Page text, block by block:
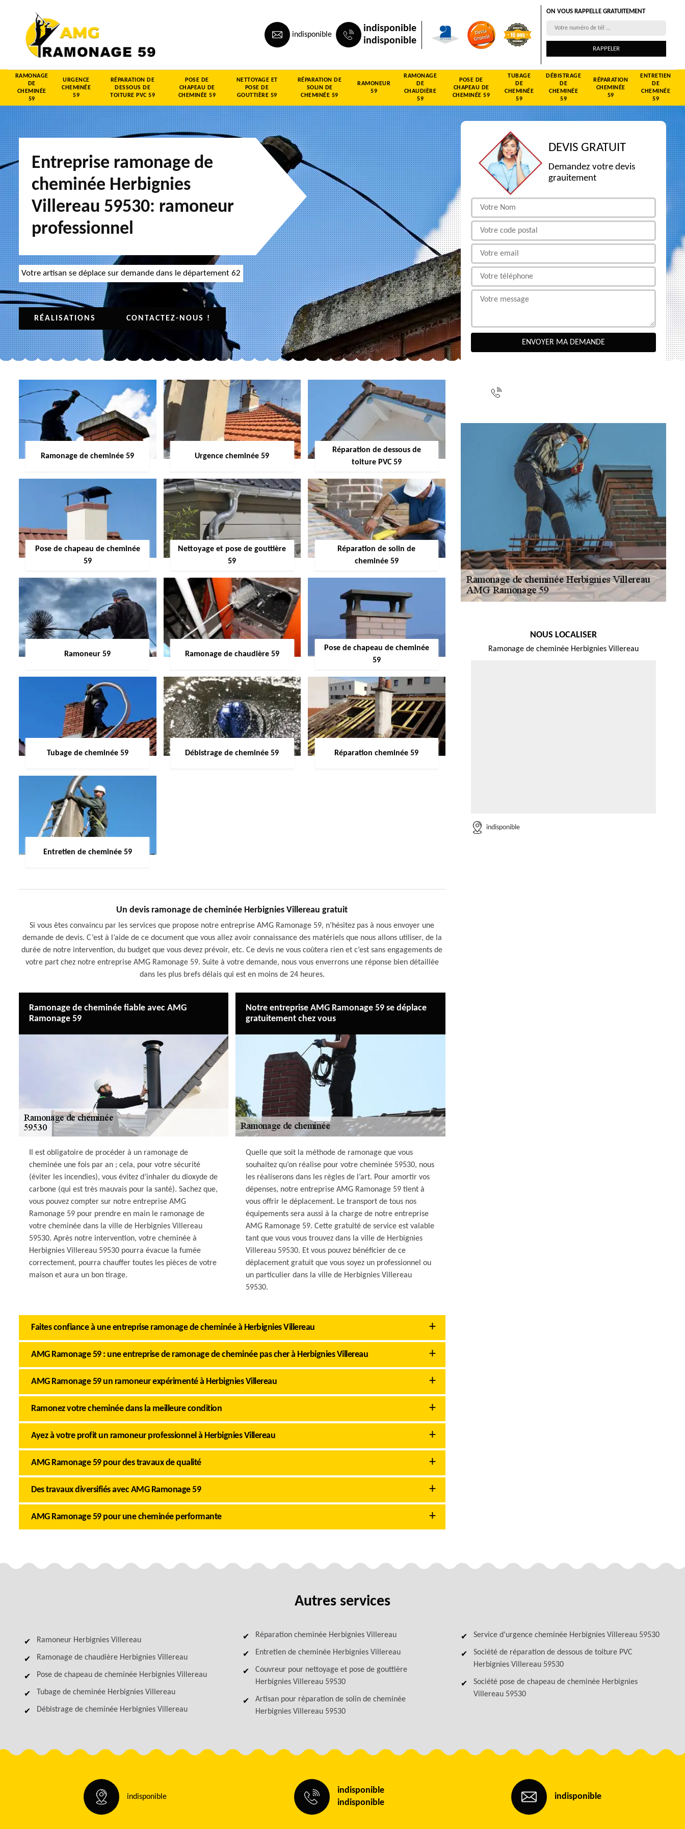
indisponible
indisponible
indisponible
ON VOUS RAPPELLE GRATUITEMENT
RAMONAGE
DE
CHEMINÉE
59
URGENCE
CHEMINÉE
59
RÉPARATION DE
DESSOUS DE
TOITURE PVC 59
POSE DE
CHAPEAU DE
CHEMINÉE 59
NETTOYAGE ET
POSE DE
GOUTTIÈRE 59
RÉPARATION DE
SOLIN DE
CHEMINÉE 59
RAMONEUR
59
RAMONAGE
DE
CHAUDIÈRE
59
POSE DE
CHAPEAU DE
CHEMINÉE 59
TUBAGE
DE
CHEMINÉE
59
DÉBISTRAGE
DE
CHEMINÉE
59
RÉPARATION
CHEMINÉE
59
ENTRETIEN
DE
CHEMINÉE
59
Entreprise ramonage de
cheminée Herbignies
Villereau 59530: ramoneur
professionnel
Votre artisan se déplace sur demande dans le département 62
RÉALISATIONS CONTACTEZ-NOUS !
Ramonage de cheminée 59 Urgence cheminée 59
Réparation de dessous de
toiture PVC 59
Pose de chapeau de cheminée
59
Nettoyage et pose de gouttière
59
Réparation de solin de
cheminée 59
Ramoneur 59 Ramonage de chaudière 59
Pose de chapeau de cheminée
59
Tubage de cheminée 59 Débistrage de cheminée 59 Réparation cheminée 59
Entretien de cheminée 59
Un devis ramonage de cheminée Herbignies Villereau gratuit
Si vous êtes convaincu par les services que propose notre entreprise AMG Ramonage 59, n’hésitez pas à nous envoyer une
demande de devis. C’est à l’aide de ce document que vous allez avoir connaissance des matériels que nous allons utiliser, de la
durée de notre intervention, du budget que vous devez prévoir, etc. Ce devis ne vous coûtera rien et c’est sans engagements de
votre part chez notre entreprise AMG Ramonage 59. Suite à votre demande, nous vous enverrons une réponse bien détaillée
dans les plus brefs délais qui est en moins de 24 heures.
Ramonage de cheminée fiable avec AMG
Ramonage 59
Il est obligatoire de procéder à un ramonage de
cheminée une fois par an ; cela, pour votre sécurité
(éviter les incendies), vous évitez d’inhaler du dioxyde de
carbone (qui est très mauvais pour la santé). Sachez que,
vous pouvez compter sur notre entreprise AMG
Ramonage 59 pour prendre en main le ramonage de
votre cheminée dans la ville de Herbignies Villereau
59530. Après notre intervention, votre cheminée à
Herbignies Villereau 59530 pourra évacue la fumée
correctement, pourra chauffer toutes les pièces de votre
maison et aura un bon tirage.
Notre entreprise AMG Ramonage 59 se déplace
gratuitement chez vous
Quelle que soit la méthode de ramonage que vous
souhaitez qu’on réalise pour votre cheminée 59530, nous
les réaliserons dans les règles de l’art. Pour amortir vos
dépenses, notre entreprise AMG Ramonage 59 tient à
vous offrir le déplacement. Le transport de tous nos
équipements sera aussi à la charge de notre entreprise
AMG Ramonage 59. Cette gratuité de service est valable
tant que vous vous trouvez dans la ville de Herbignies
Villereau 59530. Et vous pouvez bénéficier de ce
déplacement gratuit que vous soyez un professionnel ou
un particulier dans la ville de Herbignies Villereau
59530.
Faites confiance à une entreprise ramonage de cheminée à Herbignies Villereau
AMG Ramonage 59 : une entreprise de ramonage de cheminée pas cher à Herbignies Villereau
AMG Ramonage 59 un ramoneur expérimenté à Herbignies Villereau
Ramonez votre cheminée dans la meilleure condition
Ayez à votre profit un ramoneur professionnel à Herbignies Villereau
AMG Ramonage 59 pour des travaux de qualité
Des travaux diversifiés avec AMG Ramonage 59
AMG Ramonage 59 pour une cheminée performante
DEVIS GRATUIT
Demandez votre devis
grauitement
NOUS LOCALISER
Ramonage de cheminée Herbignies Villereau
indisponible
Autres services
Ramoneur Herbignies Villereau
Ramonage de chaudière Herbignies Villereau
Pose de chapeau de cheminée Herbignies Villereau
Tubage de cheminée Herbignies Villereau
Débistrage de cheminée Herbignies Villereau
Réparation cheminée Herbignies Villereau
Entretien de cheminée Herbignies Villereau
Couvreur pour nettoyage et pose de gouttière
Herbignies Villereau 59530
Artisan pour réparation de solin de cheminée
Herbignies Villereau 59530
Service d'urgence cheminée Herbignies Villereau 59530
Société de réparation de dessous de toiture PVC
Herbignies Villereau 59530
Société pose de chapeau de cheminée Herbignies
Villereau 59530
indisponible
indisponible
indisponible
indisponible